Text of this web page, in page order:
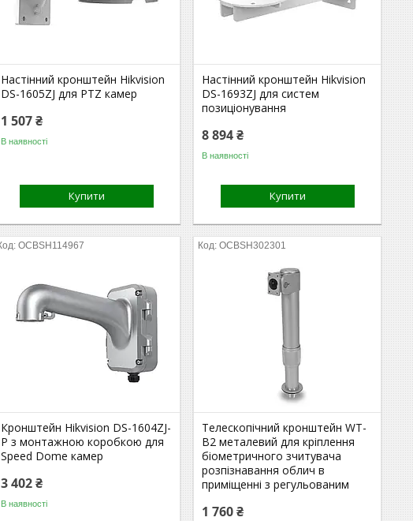
Настінний кронштейн Hikvision
DS-1605ZJ для PTZ камер
1 507 ₴
В наявності
Купити
Настінний кронштейн Hikvision
DS-1693ZJ для систем
позиціонування
8 894 ₴
В наявності
Купити
OCBSH114967
Кронштейн Hikvision DS-1604ZJ-
P з монтажною коробкою для
Speed Dome камер
3 402 ₴
В наявності
OCBSH302301
Телескопічний кронштейн WT-
B2 металевий для кріплення
біометричного зчитувача
розпізнавання облич в
приміщенні з регульованим
1 760 ₴